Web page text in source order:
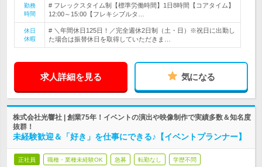
勤務
時間
# フレックスタイム制【標準労働時間】1日8時間【コアタイム】
12:00～15:00【フレキシブルタ…
休日
休暇
# ＼年間休日125日！／完全週休2日制（土・日）※祝日に出勤し
た場合は振替休日を取得していただきま…
求人詳細を見る 気になる
株式会社光響社 | 創業75年！イベントの演出や映像制作で実績多数＆知名度
抜群！
未経験歓迎＆「好き」を仕事にできる♪【イベントプランナー】
正社員 職種・業種未経験OK 急募 転勤なし 学歴不問